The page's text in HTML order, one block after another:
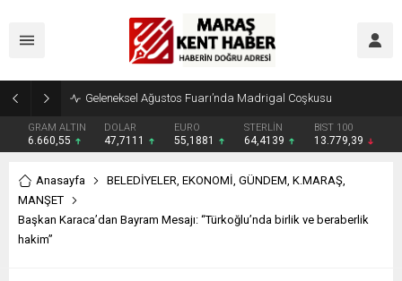
Geleneksel Ağustos Fuarı’nda Madrigal Coşkusu
GRAM ALTIN
6.660,55
DOLAR
47,7111
EURO
55,1881
STERLİN
64,4139
BIST 100
13.779,39
Anasayfa BELEDİYELER, EKONOMİ, GÜNDEM, K.MARAŞ,
MANŞET
Başkan Karaca’dan Bayram Mesajı: “Türkoğlu’nda birlik ve beraberlik
hakim”